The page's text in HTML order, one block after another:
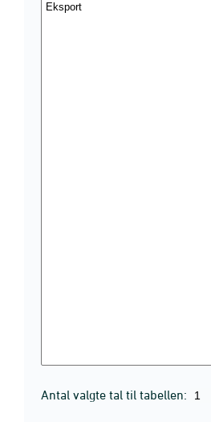
Antal valgte tal til tabellen: